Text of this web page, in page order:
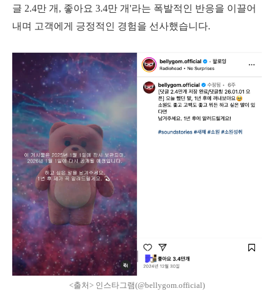
글 2.4만 개, 좋아요 3.4만 개'라는 폭발적인 반응을 이끌어
내며 고객에게 긍정적인 경험을 선사했습니다.
<출처> 인스타그램(@bellygom.official)